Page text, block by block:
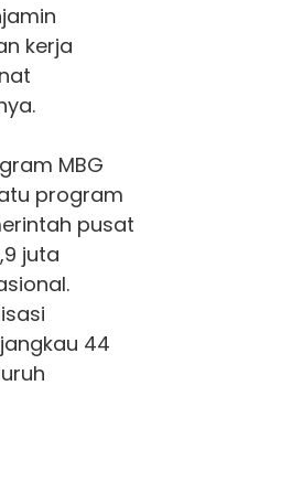
kerja
MBG
program
pusat
juta
44